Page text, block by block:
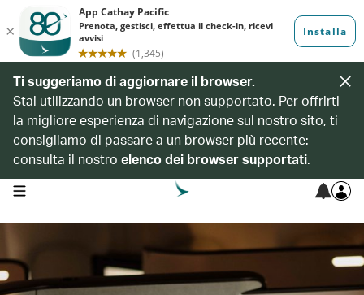
Ti suggeriamo di aggiornare il browser.
Stai utilizzando un browser non supportato. Per offrirti
la migliore esperienza di navigazione sul nostro sito, ti
consigliamo di passare a un browser più recente:
consulta il nostro elenco dei browser supportati.
open navigation menu